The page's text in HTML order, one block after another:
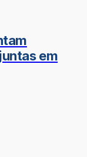
em